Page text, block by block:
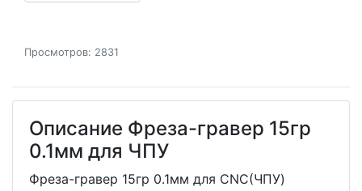
Просмотров: 2831
Описание Фреза-гравер 15гр
0.1мм для ЧПУ
Фреза-гравер 15гр 0.1мм для CNC(ЧПУ)